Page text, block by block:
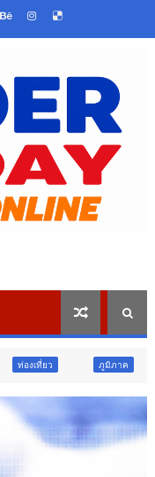
ภูมิภาค